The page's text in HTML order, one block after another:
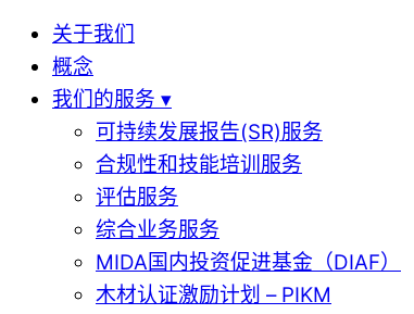
关于我们
概念
我们的服务 ▾
可持续发展报告(SR)服务
合规性和技能培训服务
评估服务
综合业务服务
MIDA国内投资促进基金（DIAF）
木材认证激励计划 – PIKM